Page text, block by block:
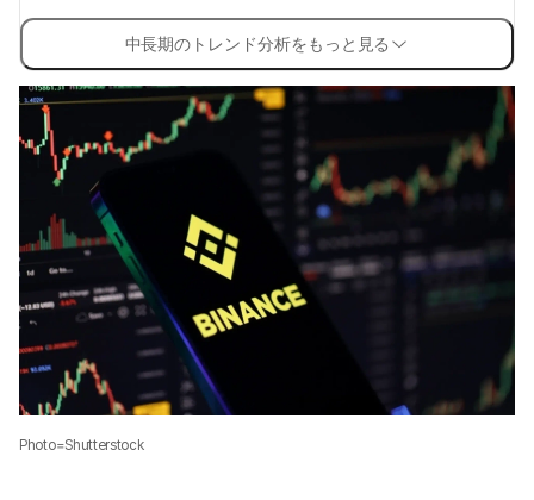
中長期のトレンド分析をもっと見る
Photo=Shutterstock